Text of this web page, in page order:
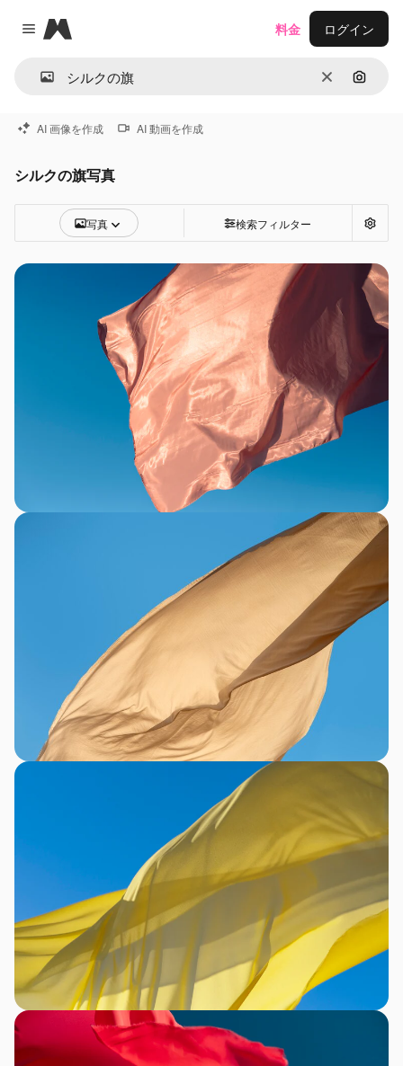
Close menu
Magnific
消去 画像で
料金 ログイン
AI 画像を作成 AI 動画を作成
シルクの旗写真
写真 検索フィルター